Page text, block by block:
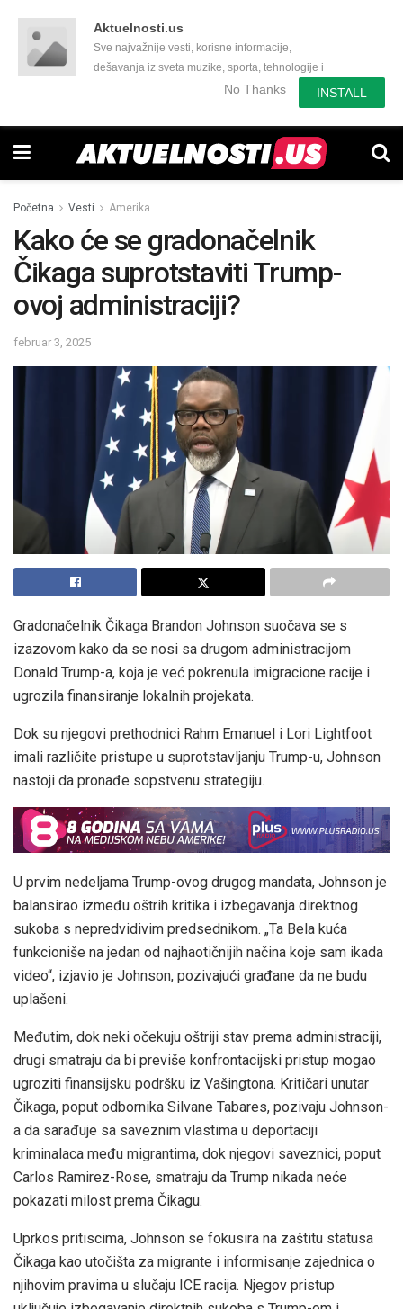
Aktuelnosti.us
Sve najvažnije vesti, korisne informacije,
dešavanja iz sveta muzike, sporta, tehnologije i
još mnogo toga zanimljivog.No Thanks INSTALL
Početna Vesti Amerika
Kako će se gradonačelnik
Čikaga suprotstaviti Trump-
ovoj administraciji?
februar 3, 2025
Gradonačelnik Čikaga Brandon Johnson suočava se s
izazovom kako da se nosi sa drugom administracijom
Donald Trump-a, koja je već pokrenula imigracione racije i
ugrozila finansiranje lokalnih projekata.
Dok su njegovi prethodnici Rahm Emanuel i Lori Lightfoot
imali različite pristupe u suprotstavljanju Trump-u, Johnson
nastoji da pronađe sopstvenu strategiju.
U prvim nedeljama Trump-ovog drugog mandata, Johnson je
balansirao između oštrih kritika i izbegavanja direktnog
sukoba s nepredvidivim predsednikom. „Ta Bela kuća
funkcioniše na jedan od najhaotičnijih načina koje sam ikada
video“, izjavio je Johnson, pozivajući građane da ne budu
uplašeni.
Međutim, dok neki očekuju oštriji stav prema administraciji,
drugi smatraju da bi previše konfrontacijski pristup mogao
ugroziti finansijsku podršku iz Vašingtona. Kritičari unutar
Čikaga, poput odbornika Silvane Tabares, pozivaju Johnson-
a da sarađuje sa saveznim vlastima u deportaciji
kriminalaca među migrantima, dok njegovi saveznici, poput
Carlos Ramirez-Rose, smatraju da Trump nikada neće
pokazati milost prema Čikagu.
Uprkos pritiscima, Johnson se fokusira na zaštitu statusa
Čikaga kao utočišta za migrante i informisanje zajednica o
njihovim pravima u slučaju ICE racija. Njegov pristup